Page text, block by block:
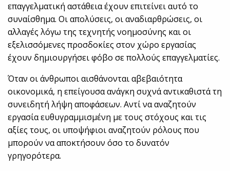
επαγγελματική αστάθεια έχουν επιτείνει αυτό το
συναίσθημα. Οι απολύσεις, οι αναδιαρθρώσεις, οι
αλλαγές λόγω της τεχνητής νοημοσύνης και οι
εξελισσόμενες προσδοκίες στον χώρο εργασίας
έχουν δημιουργήσει φόβο σε πολλούς επαγγελματίες.
Όταν οι άνθρωποι αισθάνονται αβεβαιότητα
οικονομικά, η επείγουσα ανάγκη συχνά αντικαθιστά τη
συνειδητή λήψη αποφάσεων. Αντί να αναζητούν
εργασία ευθυγραμμισμένη με τους στόχους και τις
αξίες τους, οι υποψήφιοι αναζητούν ρόλους που
μπορούν να αποκτήσουν όσο το δυνατόν
γρηγορότερα.